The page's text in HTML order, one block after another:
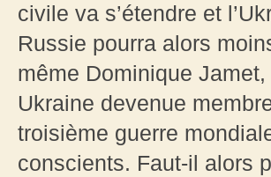
civile va s’étendre et
Russie pourra alors
même Dominique
Ukraine devenue
troisième guerre
conscients. Faut-il alors